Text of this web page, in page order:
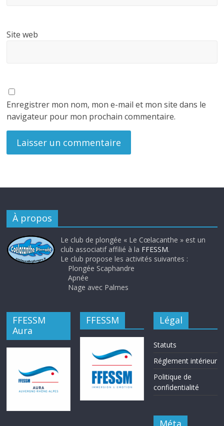
Site web
Enregistrer mon nom, mon e-mail et mon site dans le
navigateur pour mon prochain commentaire.
À propos
Le club de plongée « Le Cœlacanthe » est un
club associatif affilié à la FFESSM.
Le club propose les activités suivantes :
Plongée Scaphandre
Apnée
Nage avec Palmes
FFESSM
Aura
FFESSM Légal
Statuts
Réglement intérieur
Politique de
confidentialité
Méta